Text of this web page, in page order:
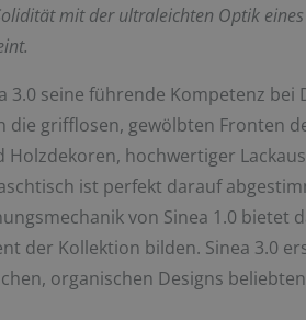
mit der ultraleichten Optik
seine führende Kompetenz
die grifflosen, gewölbten Fronten
hochwertiger
ist perfekt darauf
von Sinea 1.0 bietet
der Kollektion bilden. Sinea 3.0
organischen Designs